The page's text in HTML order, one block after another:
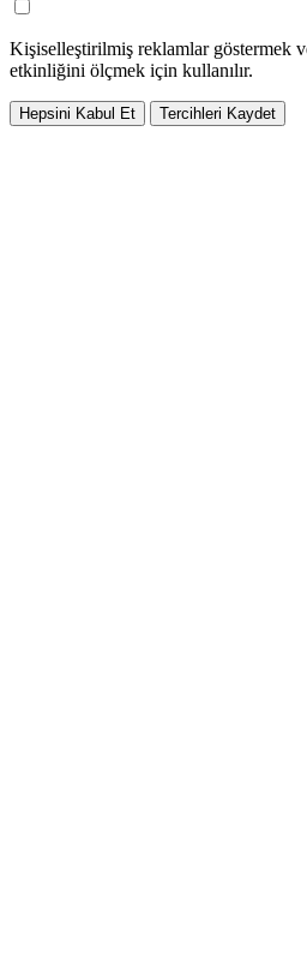
Kişiselleştirilmiş reklamlar göstermek
etkinliğini ölçmek için kullanılır.
Hepsini Kabul Et Tercihleri Kaydet